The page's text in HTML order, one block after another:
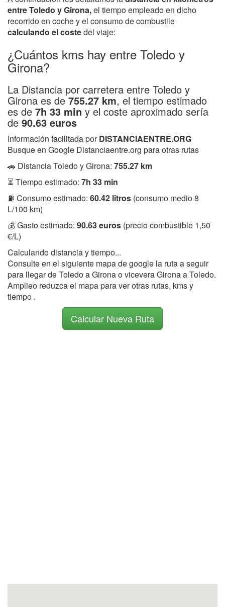
entre Toledo y Girona,el tiempo empleado en dicho
recorrido en coche y el consumo de combustile
calculando el costedel viaje:
¿Cuántos kms hay entre Toledo y
Girona?
La Distancia por carretera entre Toledo y
Girona es de755.27 km, el tiempo estimado
es de 7h 33 min y el coste aproximado sería
de 90.63 euros
Información facilitada porDISTANCIAENTRE.ORG
Busque en Google Distanciaentre.org para otras rutas
🚗 Distancia Toledo y Girona: 755.27 km
⏳ Tiempo estimado: 7h 33 min
⛽ Consumo estimado: 60.42 litros (consumo medio 8
L/100 km)
💰 Gasto estimado: 90.63 euros (precio combustible 1,50
€/L)
Calculando distancia y tiempo...
Consulte en el siguiente mapa de google la ruta a seguir
para llegar de Toledo a Girona o vicevera Girona a Toledo.
Amplieo reduzca el mapa para ver otras rutas, kms y
tiempo .
Calcular Nueva Ruta